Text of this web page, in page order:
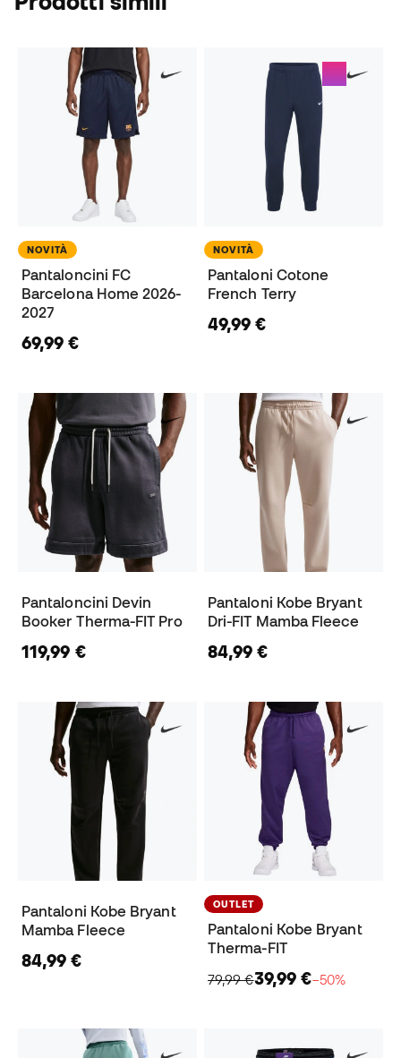
NOVITÀ
Pantaloncini FC
Barcelona Home 2026-
2027
69,99 €
NOVITÀ
Pantaloni Cotone
French Terry
49,99 €
Pantaloncini Devin
Booker Therma-FIT Pro
119,99 €
Pantaloni Kobe Bryant
Dri-FIT Mamba Fleece
84,99 €
Pantaloni Kobe Bryant
Mamba Fleece
84,99 €
OUTLET
Pantaloni Kobe Bryant
Therma-FIT
79,99 €39,99 €−50%